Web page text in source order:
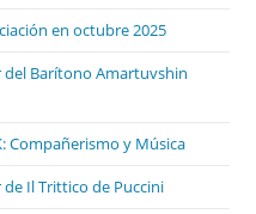
en octubre 2025
del Barítono Amartuvshin
Compañerismo y Música
Il Trittico de Puccini